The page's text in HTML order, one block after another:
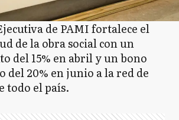
de PAMI fortalece el
de la obra social con un
del 15% en abril y un bono
20% en junio a la red de
todo el país.